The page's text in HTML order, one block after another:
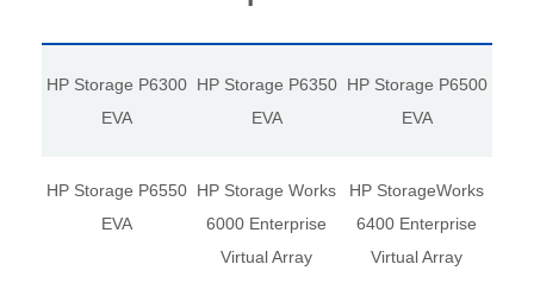
HP Storage P6300
EVA
HP Storage P6350
EVA
HP Storage P6500
EVA
HP Storage P6550
EVA
HP Storage Works
6000 Enterprise
Virtual Array
HP StorageWorks
6400 Enterprise
Virtual Array